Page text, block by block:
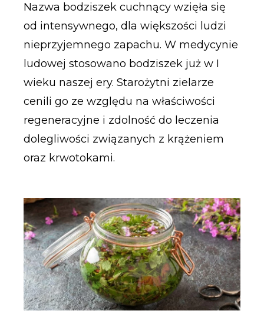
Nazwa bodziszek cuchnący wzięła się
od intensywnego, dla większości ludzi
nieprzyjemnego zapachu. W medycynie
ludowej stosowano bodziszek już w I
wieku naszej ery. Starożytni zielarze
cenili go ze względu na właściwości
regeneracyjne i zdolność do leczenia
dolegliwości związanych z krążeniem
oraz krwotokami.